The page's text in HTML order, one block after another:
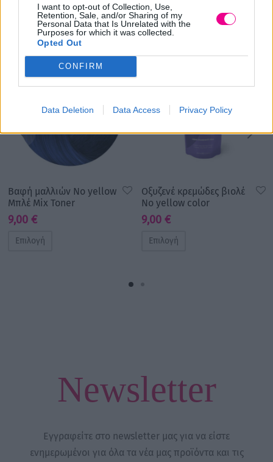
I want to opt-out of Collection, Use,
Retention, Sale, and/or Sharing of my
Personal Data that Is Unrelated with the
Purposes for which it was collected.
Opted Out
CONFIRM
Data Deletion Data Access Privacy Policy
Σχετικά προϊόντα
Βαφή μαλλιών No yellow
Μπλέ Mix Toner
9,00 €
Επιλογή
Οξυζενέ κρεμώδες βιολέ
No yellow color
9,00 €
Επιλογή
Newsletter
Εγγραφείτε στο newsletter μας για να είστε
ενημερωμένοι για όλα τα νέα μας προϊόντα και τις